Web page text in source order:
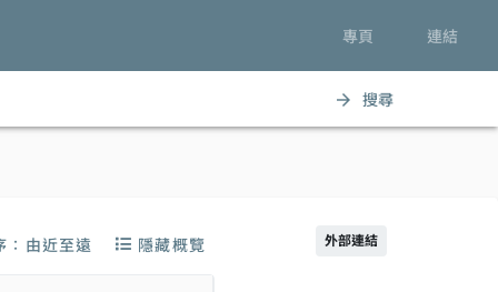
專頁 連結
arrow_forward 搜尋
由近至遠 隱藏概覽 外部連結